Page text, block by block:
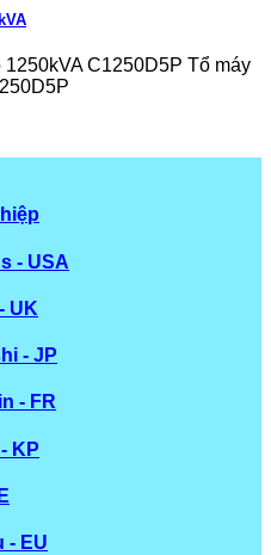
C1250D5P Tổ máy
- USA
UK
- JP
- FR
KP
- EU